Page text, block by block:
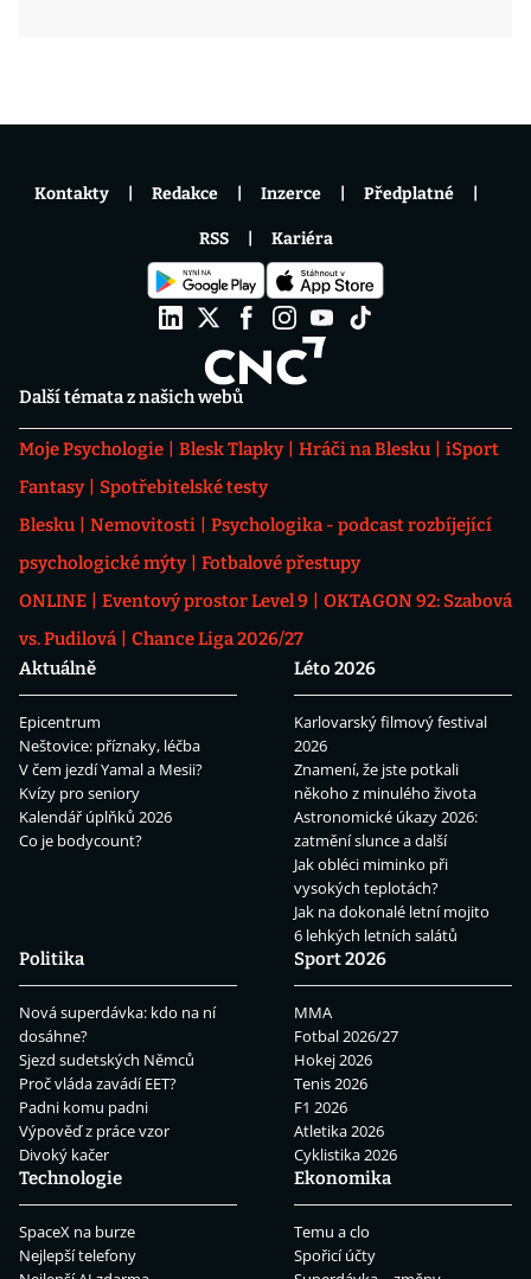
Další témata z našich webů
Moje Psychologie Blesk Tlapky Hráči na Blesku
iSport
Fantasy
Spotřebitelské testy
Blesku
Nemovitosti
Psychologika - podcast rozbíjející
psychologické mýty
Fotbalové přestupy
ONLINE
Eventový prostor Level 9
OKTAGON 92: Szabová
vs. Pudilová
Chance Liga 2026/27
Aktuálně
Epicentrum
Neštovice: příznaky, léčba
V čem jezdí Yamal a Mesii?
Kvízy pro seniory
Kalendář úplňků 2026
Co je bodycount?
Léto 2026
Karlovarský filmový festival
2026
Znamení, že jste potkali
někoho z minulého života
Astronomické úkazy 2026:
zatmění slunce a další
Jak obléci miminko při
vysokých teplotách?
Jak na dokonalé letní mojito
6 lehkých letních salátů
Politika
Nová superdávka: kdo na ní
dosáhne?
Sjezd sudetských Němců
Proč vláda zavádí EET?
Padni komu padni
Výpověď z práce vzor
Divoký kačer
Sport 2026
MMA
Fotbal 2026/27
Hokej 2026
Tenis 2026
F1 2026
Atletika 2026
Cyklistika 2026
Technologie
SpaceX na burze
Nejlepší telefony
Ekonomika
Temu a clo
Spořicí účty
Kontakty Redakce Inzerce Předplatné
RSS Kariéra